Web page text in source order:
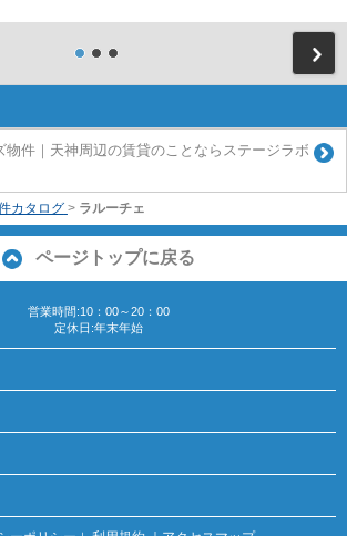
物件｜天神周辺の賃貸のことならステージラボ
カタログ > ラルーチェ
ページトップに戻る
営業時間:10：00～20：00
定休日:年末年始